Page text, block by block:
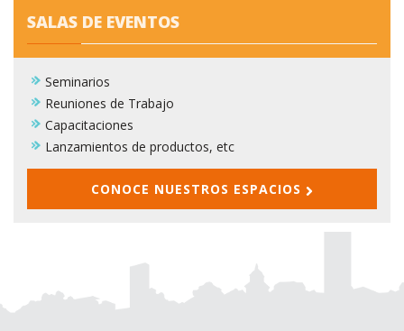
SALAS DE EVENTOS
Seminarios
Reuniones de Trabajo
Capacitaciones
Lanzamientos de productos, etc
CONOCE NUESTROS ESPACIOS